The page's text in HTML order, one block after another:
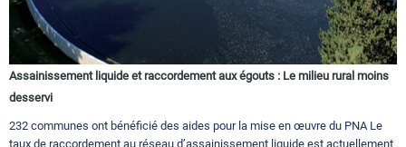
Assainissement liquide et raccordement aux égouts : Le milieu rural moins
desservi
232 communes ont bénéficié des aides pour la mise en œuvre du PNA Le
taux de raccordement au réseau d’assainissement liquide est actuellement